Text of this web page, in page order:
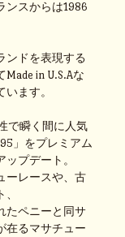
ンスからは1986
ンドを表現する
in U.S.Aな
ます。
で瞬く間に人気
」をプレミアム
プデート。
ーレースや、古
たペニーと同サ
在るマサチュー